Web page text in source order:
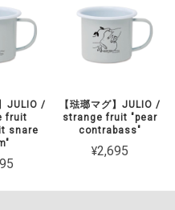
JULIO /
fruit
snare
【琺瑯マグ】JULIO /
strange fruit "pear
contrabass"
¥2,695